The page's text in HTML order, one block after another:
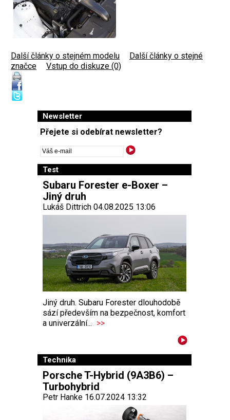
Další články o stejném modelu
Další články o stejné
značce
Vstup do diskuze (0)
Newsletter
Přejete si odebírat newsletter?
Test
Subaru Forester e-Boxer –
Jiný druh
Lukáš Dittrich 04.08.2025 13:06
Jiný druh. Subaru Forester dlouhodobě
sází především na bezpečnost, komfort
a univerzální... >>
Technika
Porsche T-Hybrid (9A3B6) –
Turbohybrid
Petr Hanke 16.07.2024 13:32